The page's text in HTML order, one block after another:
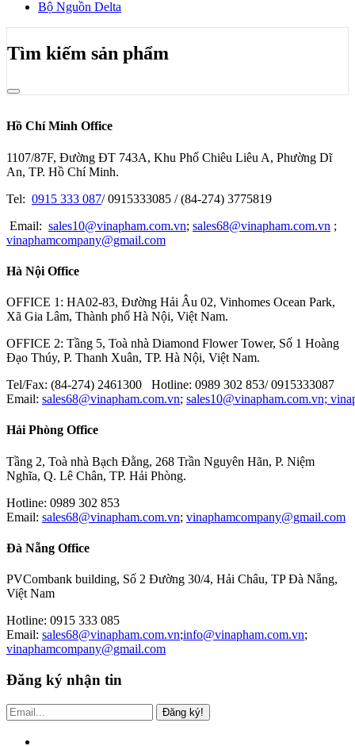
Bộ Nguồn Delta
Tìm kiếm sản phẩm
Hồ Chí Minh Office
1107/87F, Đường ĐT 743A, Khu Phố Chiêu Liêu A, Phường Dĩ
An, TP. Hồ Chí Minh.
Tel: 0915 333 087/ 0915333085 / (84-274) 3775819
Email: sales10@vinapham.com.vn; sales68@vinapham.com.vn ;
vinaphamcompany@gmail.com
Hà Nội Office
OFFICE 1: HA02-83, Đường Hải Âu 02, Vinhomes Ocean Park,
Xã Gia Lâm, Thành phố Hà Nội, Việt Nam.
OFFICE 2: Tầng 5, Toà nhà Diamond Flower Tower, Số 1 Hoàng
Đạo Thúy, P. Thanh Xuân, TP. Hà Nội, Việt Nam.
Tel/Fax: (84-274) 2461300 Hotline: 0989 302 853/ 0915333087
Email: sales68@vinapham.com.vn; sales10@vinapham.com.vn;
Hải Phòng Office
Tầng 2, Toà nhà Bạch Đằng, 268 Trần Nguyên Hãn, P. Niệm
Nghĩa, Q. Lê Chân, TP. Hải Phòng.
Hotline: 0989 302 853
Email: sales68@vinapham.com.vn; vinaphamcompany@gmail.com
Đà Nẵng Office
PVCombank building, Số 2 Đường 30/4, Hải Châu, TP Đà Nẵng,
Việt Nam
Hotline: 0915 333 085
Email: sales68@vinapham.com.vn;info@vinapham.com.vn;
vinaphamcompany@gmail.com
Đăng ký nhận tin
Đăng ký!